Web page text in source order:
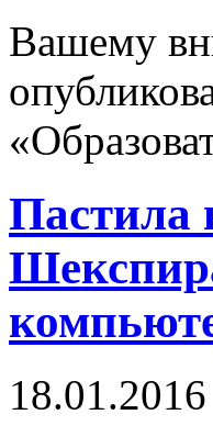
Вашему
Пастила
18.01.2016